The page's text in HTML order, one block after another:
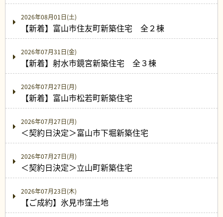
2026年08月01日(土)
【新着】富山市住友町新築住宅 全２棟
2026年07月31日(金)
【新着】射水市鏡宮新築住宅 全３棟
2026年07月27日(月)
【新着】富山市松若町新築住宅
2026年07月27日(月)
＜契約日決定＞富山市下堀新築住宅
2026年07月27日(月)
＜契約日決定＞立山町新築住宅
2026年07月23日(木)
【ご成約】氷見市窪土地